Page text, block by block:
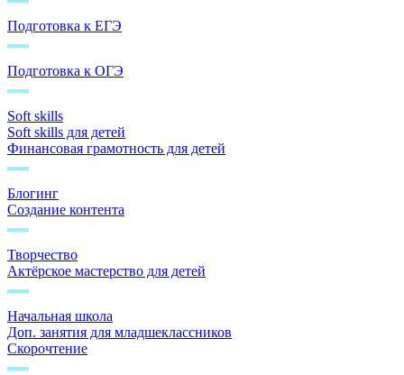
Подготовка к ЕГЭ
Подготовка к ОГЭ
Soft skills
Soft skills для детей
Финансовая грамотность для детей
Блогинг
Создание контента
Творчество
Актёрское мастерство для детей
Начальная школа
Доп. занятия для младшеклассников
Скорочтение